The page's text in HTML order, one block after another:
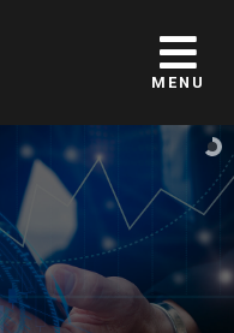
MENU